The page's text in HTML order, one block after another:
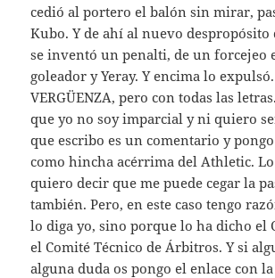
cedió al portero el balón sin mirar,
Kubo. Y de ahí al nuevo
se inventó un penalti, de un forcejeo
goleador y Yeray. Y encima lo
VERGÜENZA, pero con todas las
que yo no soy imparcial y ni quiero
que escribo es un comentario y
como hincha acérrima del Athletic. Lo
quiero decir que me puede cegar la
también. Pero, en este caso tengo
lo diga yo, sino porque lo ha dicho el
el Comité Técnico de Árbitros. Y si
alguna duda os pongo el enlace con